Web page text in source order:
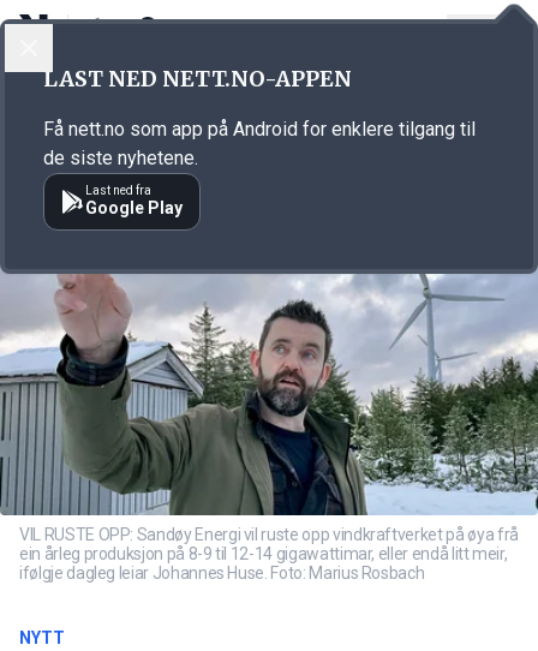
Annonsørinnhold
VIL RUSTE OPP: Sandøy Energi vil ruste opp vindkraftverket på øya frå
ein årleg produksjon på 8-9 til 12-14 gigawattimar, eller endå litt meir,
ifølgje dagleg leiar Johannes Huse. Foto: Marius Rosbach
NYTT
LAST NED NETT.NO-APPEN
Få nett.no som app på Android for enklere tilgang til
de siste nyhetene.
Last ned fra
Google Play